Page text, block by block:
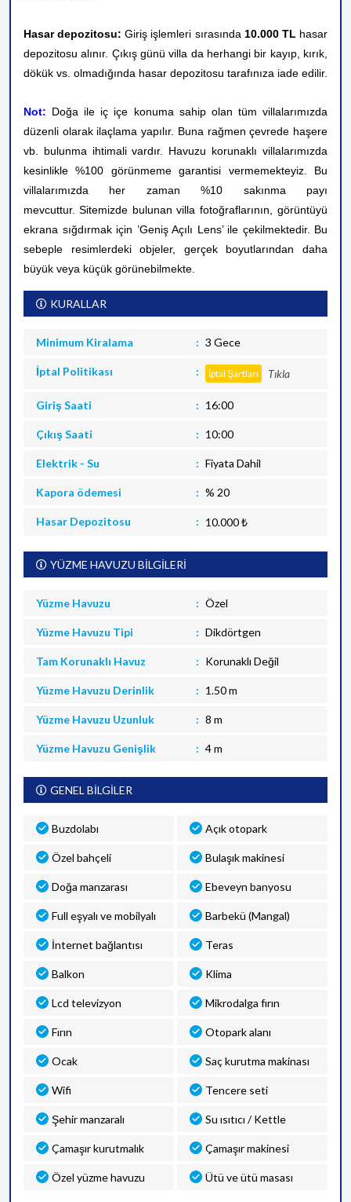
Hasar depozitosu: Giriş işlemleri sırasında 10.000 TL hasar
depozitosu alınır. Çıkış günü villa da herhangi bir kayıp, kırık,
dökük vs. olmadığında hasar depozitosu tarafınıza iade edilir.
Not: Doğa ile iç içe konuma sahip olan tüm villalarımızda
düzenli olarak ilaçlama yapılır. Buna rağmen çevrede haşere
vb. bulunma ihtimali vardır. Havuzu korunaklı villalarımızda
kesinlikle %100 görünmeme garantisi vermemekteyiz. Bu
villalarımızda her zaman %10 sakınma payı
mevcuttur. Sitemizde bulunan villa fotoğraflarının, görüntüyü
ekrana sığdırmak için ’Geniş Açılı Lens’ ile çekilmektedir. Bu
sebeple resimlerdeki objeler, gerçek boyutlarından daha
büyük veya küçük görünebilmekte.
KURALLAR
Minimum Kiralama 3 Gece
İptal Politikası İptal Şartları Tıkla
Giriş Saati 16:00
Çıkış Saati 10:00
Elektrik - Su Fiyata Dahil
Kapora ödemesi % 20
Hasar Depozitosu 10.000 ₺
YÜZME HAVUZU BİLGİLERİ
Yüzme Havuzu Özel
Yüzme Havuzu Tipi Dikdörtgen
Tam Korunaklı Havuz Korunaklı Değil
Yüzme Havuzu Derinlik 1.50 m
Yüzme Havuzu Uzunluk 8 m
Yüzme Havuzu Genişlik 4 m
GENEL BİLGİLER
Buzdolabı Açık otopark
Özel bahçeli Bulaşık makinesi
Doğa manzarası Ebeveyn banyosu
Full eşyalı ve mobilyalı Barbekü (Mangal)
İnternet bağlantısı Teras
Balkon Klima
Lcd televizyon Mikrodalga fırın
Fırın Otopark alanı
Ocak Saç kurutma makinası
Wifi Tencere seti
Şehir manzaralı Su ısıtıcı / Kettle
Çamaşır kurutmalık Çamaşır makinesi
Özel yüzme havuzu Ütü ve ütü masası